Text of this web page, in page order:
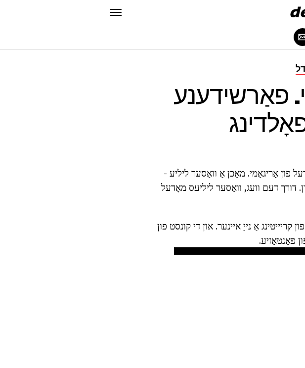
פאַרשידענע
פון אָריגאַמי. מאַכן אַ וואַסער ליליע -
דורך דעם וועג, וואַסער ליליעס מאָדעל
אַ נייַ איינער. און די קונסט פון
פאַנטאַזיע.